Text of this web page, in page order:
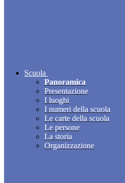
Scuola
Panoramica
Presentazione
I luoghi
I numeri della scuola
Le carte della scuola
Le persone
La storia
Organizzazione